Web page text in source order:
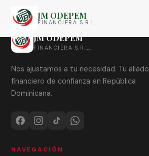
JM ODEPEM
FINANCIERA S.R.L.
JM ODEPEM
FINANCIERA S.R.L.
Nos ajustamos a tu necesidad. Tu aliado
financiero de confianza en República
Dominicana.
NAVEGACIÓN